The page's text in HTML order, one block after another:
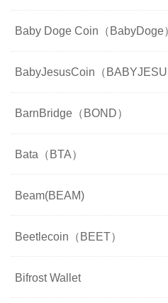
Baby Doge Coin（BabyDoge
BabyJesusCoin（
BarnBridge（BOND）
Bata（BTA）
Beam(BEAM)
Beetlecoin（BEET）
Bifrost Wallet